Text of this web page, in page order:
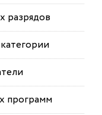
разрядов
программ